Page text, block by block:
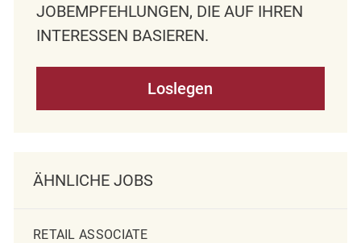
OBEMPFEHLUNGEN, DIE AUF IHREN I
NTERESSEN BASIEREN.
Loslegen
ÄHNLICHE JOBS
RETAIL ASSOCIATE